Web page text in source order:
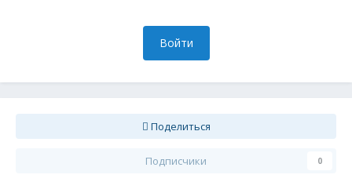
Войти
Поделиться
Подписчики 0